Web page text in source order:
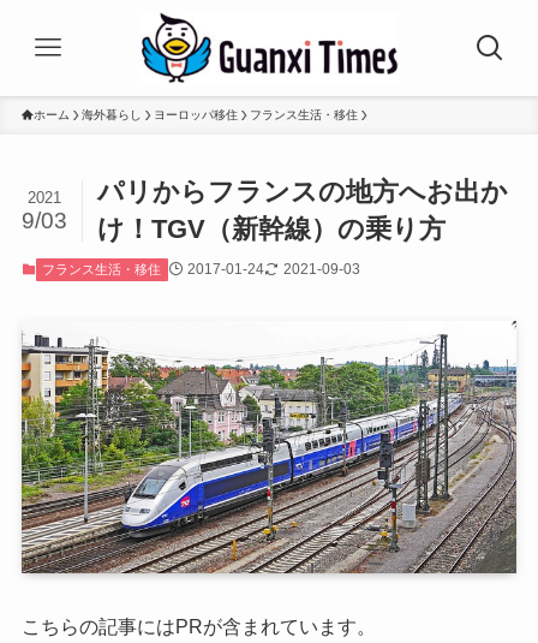
ホーム 海外暮らし ヨーロッパ移住 フランス生活・移住
パリからフランスの地方へお出か
け！TGV（新幹線）の乗り方
2021
9/03
フランス生活・移住 2017-01-24 2021-09-03
こちらの記事にはPRが含まれています。